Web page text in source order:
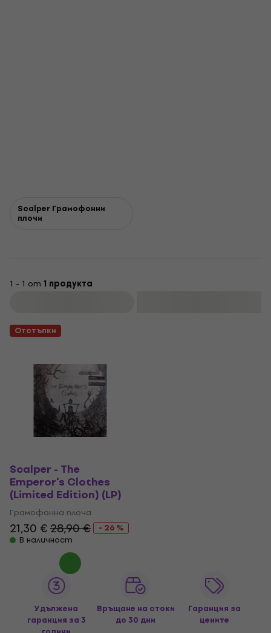
Scalper Грамофонни
плочи
1 - 1 от 1 продукта
Отстъпки
Scalper - The
Emperor's Clothes
(Limited Edition) (LP)
Грамофонна плоча
21,30 €28,90 €
- 26 %
В наличност
Удължена
гаранция за 3
Връщане на стоки
до 30 дни
Гаранция за
цените